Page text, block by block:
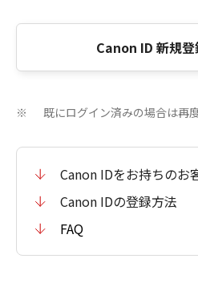
Canon ID 新規
※ 既にログイン済みの場合は再
Canon IDをお持ちのお
Canon IDの登録方法
FAQ